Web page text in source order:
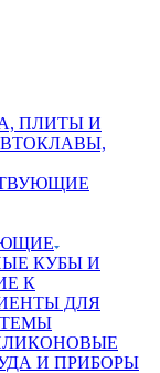
ПЛИТЫ И
КУБЫ И
К
ДЛЯ
И ПРИБОРЫ